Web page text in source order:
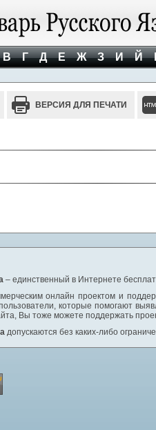
В Г Д Е Ж З И Й
ВЕРСИЯ ДЛЯ ПЕЧАТИ
– единственный в Интернете
онлайн проектом и
которые помогают
Вы тоже можете поддержать
допускаются без каких-либо